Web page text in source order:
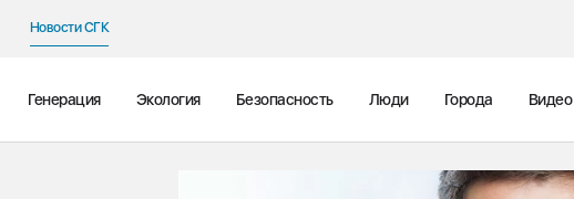
Новости СГК
Генерация Экология Безопасность Люди Города Видео